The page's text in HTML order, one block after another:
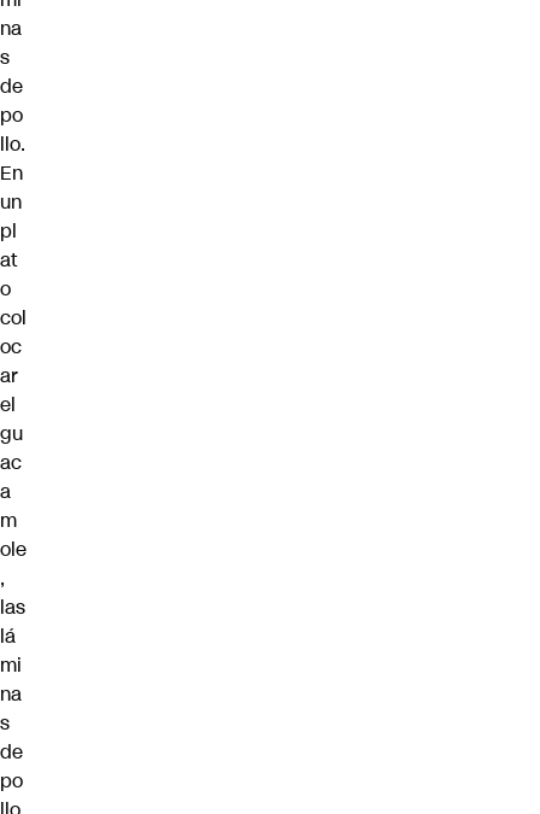
na
s
de
po
llo.
En
un
pl
at
o
col
oc
ar
el
gu
ac
a
m
ole
,
las
lá
mi
na
s
de
po